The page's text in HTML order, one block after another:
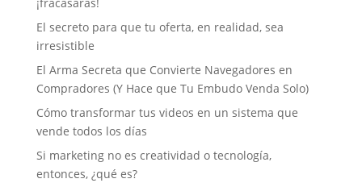
El secreto para que tu oferta, en realidad, sea
irresistible
El Arma Secreta que Convierte Navegadores en
Compradores (Y Hace que Tu Embudo Venda Solo)
Cómo transformar tus videos en un sistema que
vende todos los días
Si marketing no es creatividad o tecnología,
entonces, ¿qué es?